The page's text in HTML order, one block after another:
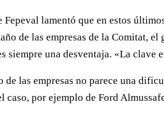
Fepeval lamentó que en estos
de las empresas de la Comitat,
siempre una desventaja. «La clave
de las empresas no parece una
caso, por ejemplo de Ford